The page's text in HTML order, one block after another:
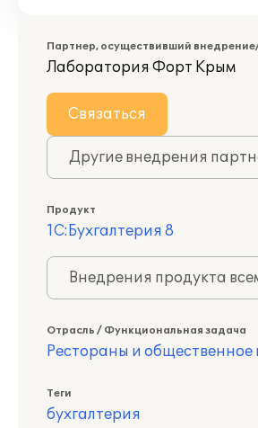
Партнер, осуществивший
Лаборатория Форт Крым
Связаться
Другие внедрения
Продукт
1С:Бухгалтерия 8
Внедрения продукта
Отрасль / Функциональная задача
Рестораны и общественное
Теги
бухгалтерия